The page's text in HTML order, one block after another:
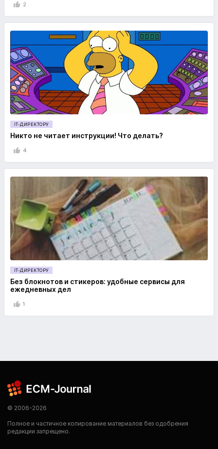
2
IT-ДИРЕКТОРУ
Никто не читает инструкции! Что делать?
4
IT-ДИРЕКТОРУ
Без блокнотов и стикеров: удобные сервисы для
ежедневных дел
1
© 2006-2026
Полное и частичное копирование материалов без одобрения
редакции запрещено.